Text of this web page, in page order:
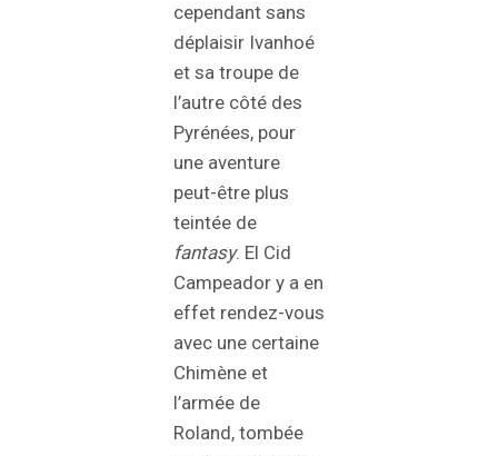
cependant sans
déplaisir Ivanhoé
et sa troupe de
l’autre côté des
Pyrénées, pour
une aventure
peut-être plus
teintée de
fantasy. El Cid
Campeador y a en
effet rendez-vous
avec une certaine
Chimène et
l’armée de
Roland, tombée